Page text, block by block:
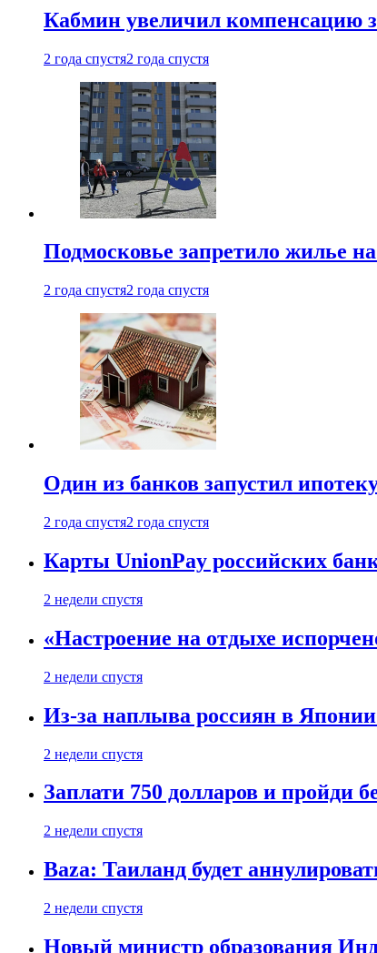
Кабмин увеличил компенсацию
2 года спустя2 года спустя
Подмосковье запретило жилье
2 года спустя2 года спустя
Один из банков запустил
2 года спустя2 года спустя
Карты UnionPay российских
2 недели спустя
«Настроение на отдыхе
2 недели спустя
Из-за наплыва россиян в
2 недели спустя
Заплати 750 долларов и пройди
2 недели спустя
Baza: Таиланд будет
2 недели спустя
Новый министр образования